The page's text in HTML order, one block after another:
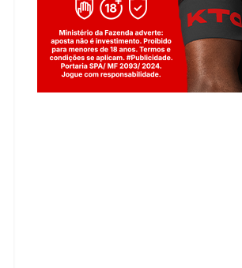
Jogue com responsabilidade. 18+